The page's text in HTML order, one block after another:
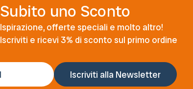
Subito uno Sconto
Ispirazione, offerte speciali e molto altro!
Iscriviti e ricevi 3% di sconto sul primo ordine